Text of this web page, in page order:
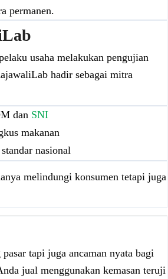
permanen.
usaha melakukan pengujian
hadir sebagai mitra
dan SNI
makanan
nasional
melindungi konsumen tetapi juga
tapi juga ancaman nyata bagi
jual menggunakan kemasan teruji